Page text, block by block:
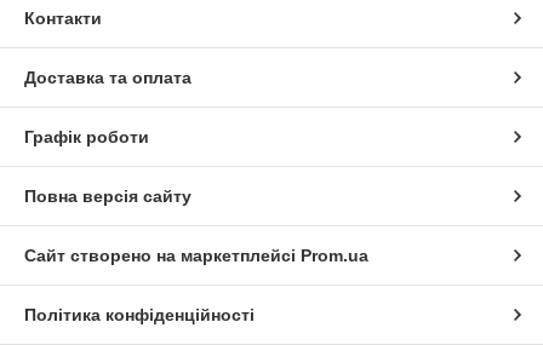
Контакти
Доставка та оплата
Графік роботи
Повна версія сайту
Сайт створено на маркетплейсі Prom.ua
Політика конфіденційності